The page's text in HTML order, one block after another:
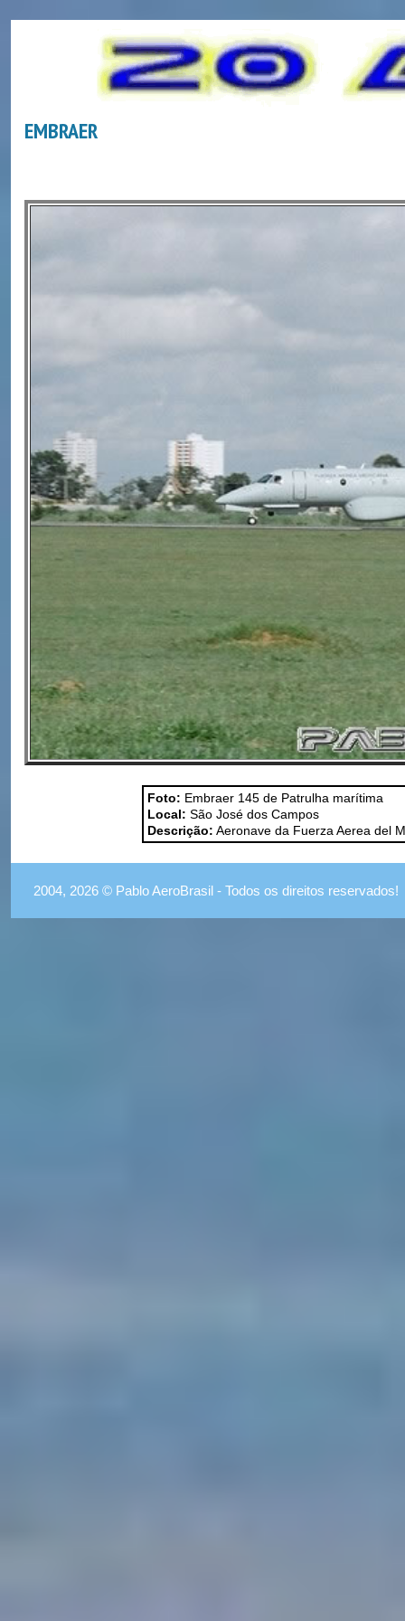
EMBRAER
Foto: Embraer 145 de Patrulha marítima
Local: São José dos Campos
Descrição: Aeronave da Fuerza Aerea del
2004, 2026 © Pablo AeroBrasil - Todos os direitos reservados!